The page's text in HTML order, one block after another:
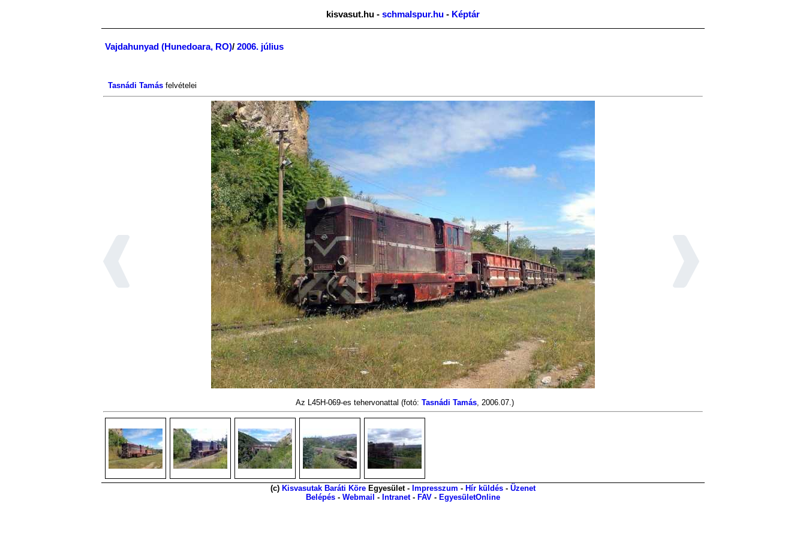
kisvasut.hu - schmalspur.hu - Képtár
Vajdahunyad (Hunedoara, RO)/ 2006. július
Tasnádi Tamás felvételei
Az L45H-069-es tehervonattal (fotó: Tasnádi Tamás, 2006.07.)
(c) Kisvasutak Baráti Köre Egyesület - Impresszum - Hír küldés - Üzenet
Belépés - Webmail - Intranet- FAV - EgyesületOnline